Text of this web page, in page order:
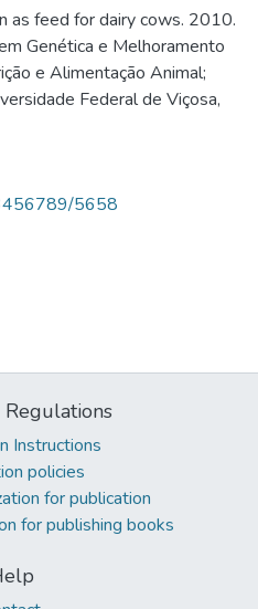
as feed for dairy cows. 2010.
Genética e Melhoramento
e Alimentação Animal;
Federal de Viçosa,
5658
Instructions
policies
for publication
for publishing books